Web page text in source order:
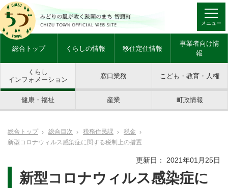
メニュー
総合トップ くらしの情報 移住定住情報
事業者向け情
報
くらし
インフォメーション
窓口業務 こども・教育・人権
健康・福祉 産業 町政情報
総合トップ 総合目次 税務住民課
税金
新型コロナウィルス感染症に関する税制上の措置
更新日： 2021年01月25日
新型コロナウィルス感染症に